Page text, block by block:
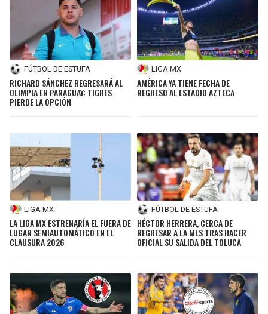
FÚTBOL DE ESTUFA
RICHARD SÁNCHEZ REGRESARÁ AL
OLIMPIA EN PARAGUAY: TIGRES
PIERDE LA OPCIÓN
LIGA MX
AMÉRICA YA TIENE FECHA DE
REGRESO AL ESTADIO AZTECA
LIGA MX
LA LIGA MX ESTRENARÍA EL FUERA DE
LUGAR SEMIAUTOMÁTICO EN EL
CLAUSURA 2026
FÚTBOL DE ESTUFA
HÉCTOR HERRERA, CERCA DE
REGRESAR A LA MLS TRAS HACER
OFICIAL SU SALIDA DEL TOLUCA